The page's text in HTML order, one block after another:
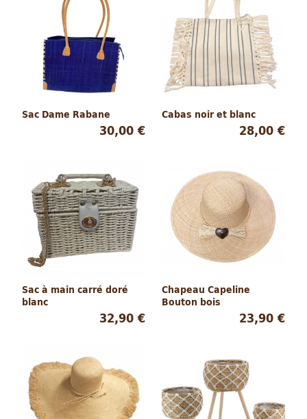
Sac Dame Rabane
30,00 €
Cabas noir et blanc
28,00 €
Sac à main carré doré
blanc
32,90 €
Chapeau Capeline
Bouton bois
23,90 €